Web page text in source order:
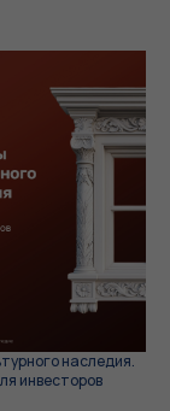
наследия.
инвесторов